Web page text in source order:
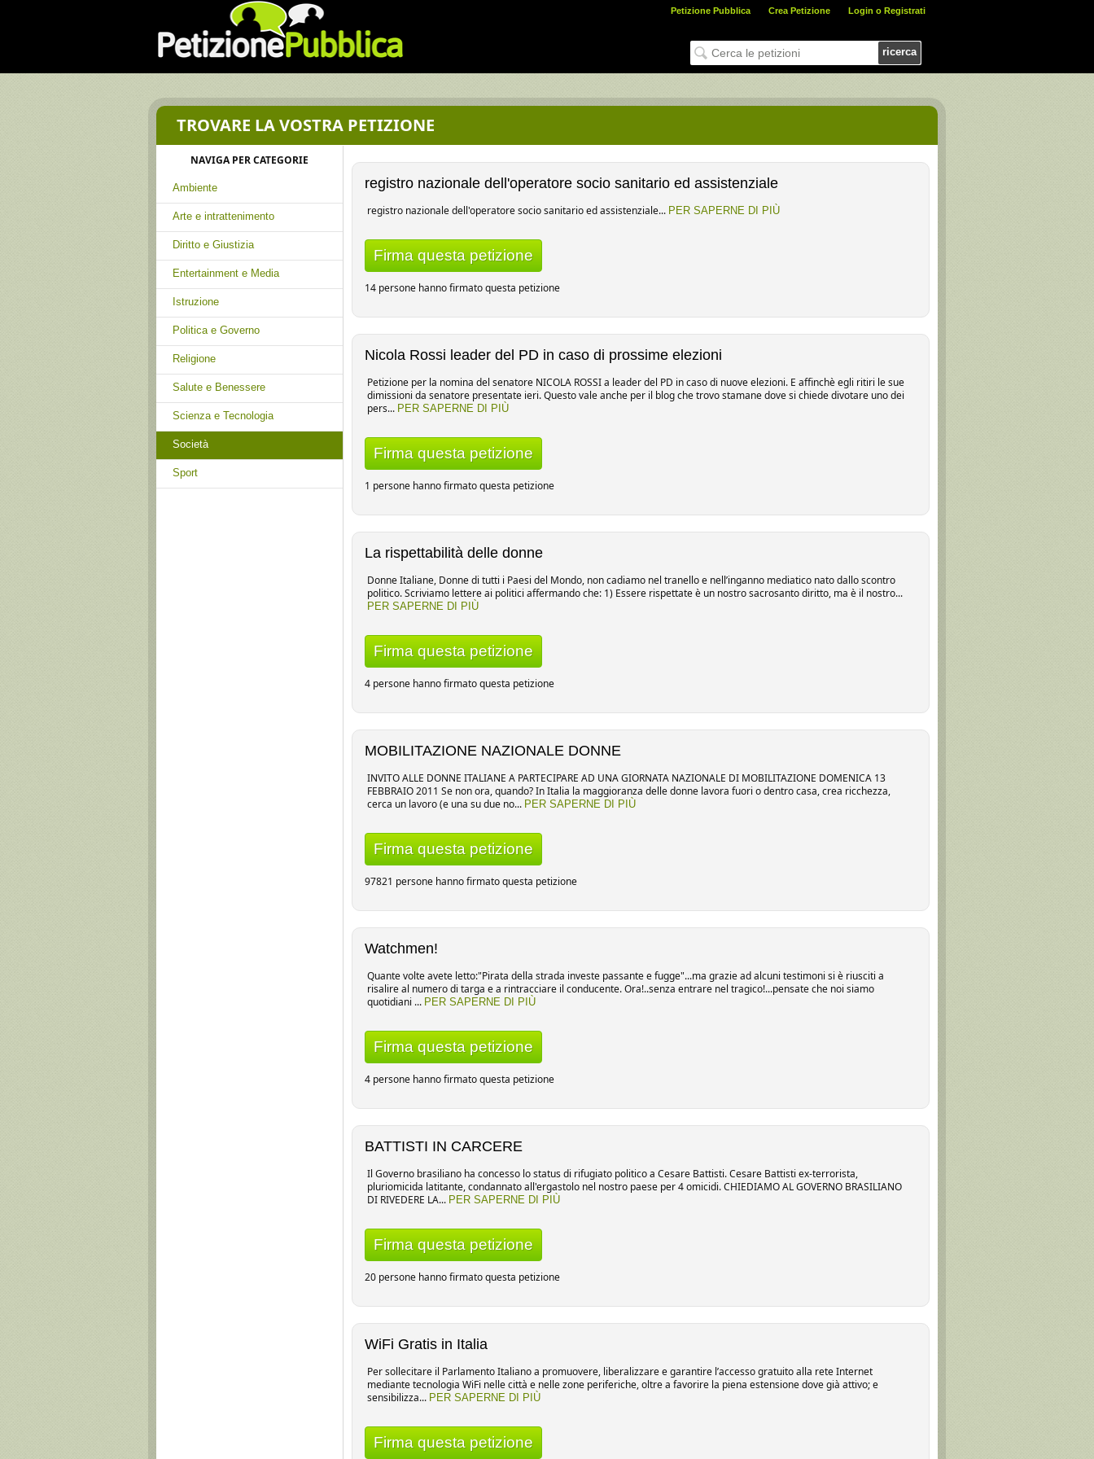
Petizione Pubblica Crea Petizione Login o Registrati
ricerca
TROVARE LA VOSTRA PETIZIONE
NAVIGA PER CATEGORIE
Ambiente
Arte e intrattenimento
Diritto e Giustizia
Entertainment e Media
Istruzione
Politica e Governo
Religione
Salute e Benessere
Scienza e Tecnologia
Società
Sport
registro nazionale dell'operatore socio sanitario ed assistenziale
registro nazionale dell'operatore socio sanitario ed assistenziale... PER SAPERNE DI PIÙ
Firma questa petizione
14 persone hanno firmato questa petizione
Nicola Rossi leader del PD in caso di prossime elezioni
Petizione per la nomina del senatore NICOLA ROSSI a leader del PD in caso di nuove elezioni. E affinchè egli ritiri le sue
dimissioni da senatore presentate ieri. Questo vale anche per il blog che trovo stamane dove si chiede divotare uno dei
pers... PER SAPERNE DI PIÙ
Firma questa petizione
1 persone hanno firmato questa petizione
La rispettabilità delle donne
Donne Italiane, Donne di tutti i Paesi del Mondo, non cadiamo nel tranello e nell’inganno mediatico nato dallo scontro
politico. Scriviamo lettere ai politici affermando che: 1) Essere rispettate è un nostro sacrosanto diritto, ma è il nostro...
PER SAPERNE DI PIÙ
Firma questa petizione
4 persone hanno firmato questa petizione
MOBILITAZIONE NAZIONALE DONNE
INVITO ALLE DONNE ITALIANE A PARTECIPARE AD UNA GIORNATA NAZIONALE DI MOBILITAZIONE DOMENICA 13
FEBBRAIO 2011 Se non ora, quando? In Italia la maggioranza delle donne lavora fuori o dentro casa, crea ricchezza,
cerca un lavoro (e una su due no... PER SAPERNE DI PIÙ
Firma questa petizione
97821 persone hanno firmato questa petizione
Watchmen!
Quante volte avete letto:"Pirata della strada investe passante e fugge"...ma grazie ad alcuni testimoni si è riusciti a
risalire al numero di targa e a rintracciare il conducente. Ora!..senza entrare nel tragico!...pensate che noi siamo
quotidiani ... PER SAPERNE DI PIÙ
Firma questa petizione
4 persone hanno firmato questa petizione
BATTISTI IN CARCERE
Il Governo brasiliano ha concesso lo status di rifugiato politico a Cesare Battisti. Cesare Battisti ex-terrorista,
pluriomicida latitante, condannato all'ergastolo nel nostro paese per 4 omicidi. CHIEDIAMO AL GOVERNO BRASILIANO
DI RIVEDERE LA... PER SAPERNE DI PIÙ
Firma questa petizione
20 persone hanno firmato questa petizione
WiFi Gratis in Italia
Per sollecitare il Parlamento Italiano a promuovere, liberalizzare e garantire l’accesso gratuito alla rete Internet
mediante tecnologia WiFi nelle città e nelle zone periferiche, oltre a favorire la piena estensione dove già attivo; e
sensibilizza... PER SAPERNE DI PIÙ
Firma questa petizione